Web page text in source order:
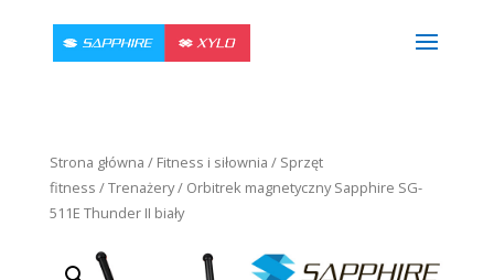
Strona główna / Fitness i siłownia / Sprzęt
fitness /Trenażery/ Orbitrek magnetyczny Sapphire SG-
511E Thunder II biały